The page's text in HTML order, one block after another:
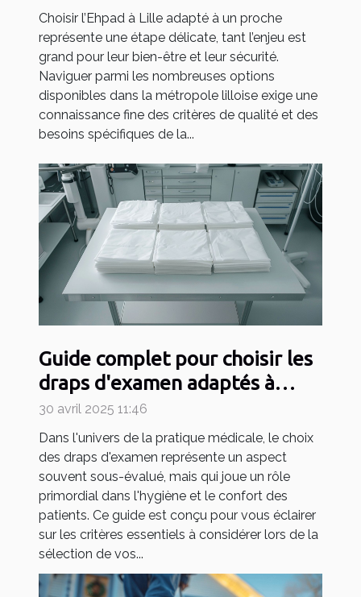
Choisir l’Ehpad à Lille adapté à un proche
représente une étape délicate, tant l’enjeu est
grand pour leur bien-être et leur sécurité.
Naviguer parmi les nombreuses options
disponibles dans la métropole lilloise exige une
connaissance fine des critères de qualité et des
besoins spécifiques de la...
Guide complet pour choisir les
draps d'examen adaptés à
votre pratique médicale
30 avril 2025 11:46
Dans l'univers de la pratique médicale, le choix
des draps d'examen représente un aspect
souvent sous-évalué, mais qui joue un rôle
primordial dans l'hygiène et le confort des
patients. Ce guide est conçu pour vous éclairer
sur les critères essentiels à considérer lors de la
sélection de vos...